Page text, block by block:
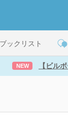
ブックリスト
NEW 【ビル